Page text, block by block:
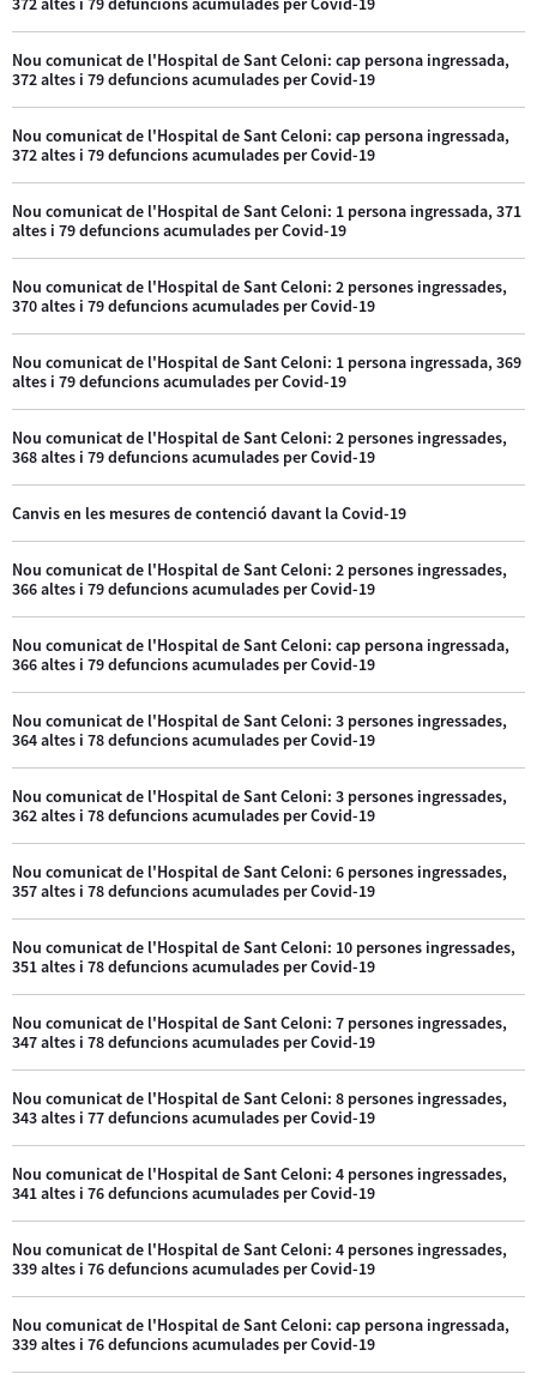
Nou comunicat de l'Hospital de Sant Celoni: cap persona ingressada,
372 altes i 79 defuncions acumulades per Covid-19
Nou comunicat de l'Hospital de Sant Celoni: cap persona ingressada,
372 altes i 79 defuncions acumulades per Covid-19
Nou comunicat de l'Hospital de Sant Celoni: 1 persona ingressada, 371
altes i 79 defuncions acumulades per Covid-19
Nou comunicat de l'Hospital de Sant Celoni: 2 persones ingressades,
370 altes i 79 defuncions acumulades per Covid-19
Nou comunicat de l'Hospital de Sant Celoni: 1 persona ingressada, 369
altes i 79 defuncions acumulades per Covid-19
Nou comunicat de l'Hospital de Sant Celoni: 2 persones ingressades,
368 altes i 79 defuncions acumulades per Covid-19
Canvis en les mesures de contenció davant la Covid-19
Nou comunicat de l'Hospital de Sant Celoni: 2 persones ingressades,
366 altes i 79 defuncions acumulades per Covid-19
Nou comunicat de l'Hospital de Sant Celoni: cap persona ingressada,
366 altes i 79 defuncions acumulades per Covid-19
Nou comunicat de l'Hospital de Sant Celoni: 3 persones ingressades,
364 altes i 78 defuncions acumulades per Covid-19
Nou comunicat de l'Hospital de Sant Celoni: 3 persones ingressades,
362 altes i 78 defuncions acumulades per Covid-19
Nou comunicat de l'Hospital de Sant Celoni: 6 persones ingressades,
357 altes i 78 defuncions acumulades per Covid-19
Nou comunicat de l'Hospital de Sant Celoni: 10 persones ingressades,
351 altes i 78 defuncions acumulades per Covid-19
Nou comunicat de l'Hospital de Sant Celoni: 7 persones ingressades,
347 altes i 78 defuncions acumulades per Covid-19
Nou comunicat de l'Hospital de Sant Celoni: 8 persones ingressades,
343 altes i 77 defuncions acumulades per Covid-19
Nou comunicat de l'Hospital de Sant Celoni: 4 persones ingressades,
341 altes i 76 defuncions acumulades per Covid-19
Nou comunicat de l'Hospital de Sant Celoni: 4 persones ingressades,
339 altes i 76 defuncions acumulades per Covid-19
Nou comunicat de l'Hospital de Sant Celoni: cap persona ingressada,
339 altes i 76 defuncions acumulades per Covid-19